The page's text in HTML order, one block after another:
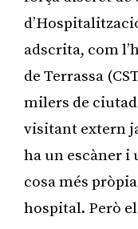
adscrita, com
de Terrassa
milers de
visitant extern
ha un escàner i
cosa més
hospital. Però